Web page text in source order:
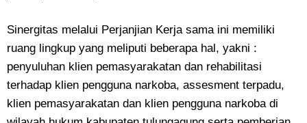
Sinergitas melalui Perjanjian Kerja sama ini memiliki
ruang lingkup yang meliputi beberapa hal, yakni :
penyuluhan klien pemasyarakatan dan rehabilitasi
terhadap klien pengguna narkoba, assesment terpadu,
klien pemasyarakatan dan klien pengguna narkoba di